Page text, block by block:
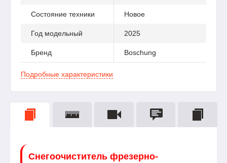
Состояние техники Новое
Год модельный 2025
Бренд Boschung
Подробные характеристики
Снегоочиститель фрезерно-